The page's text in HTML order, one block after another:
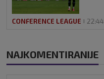
CONFERENCE LEAGUE 22:44
NAJKOMENTIRANIJE